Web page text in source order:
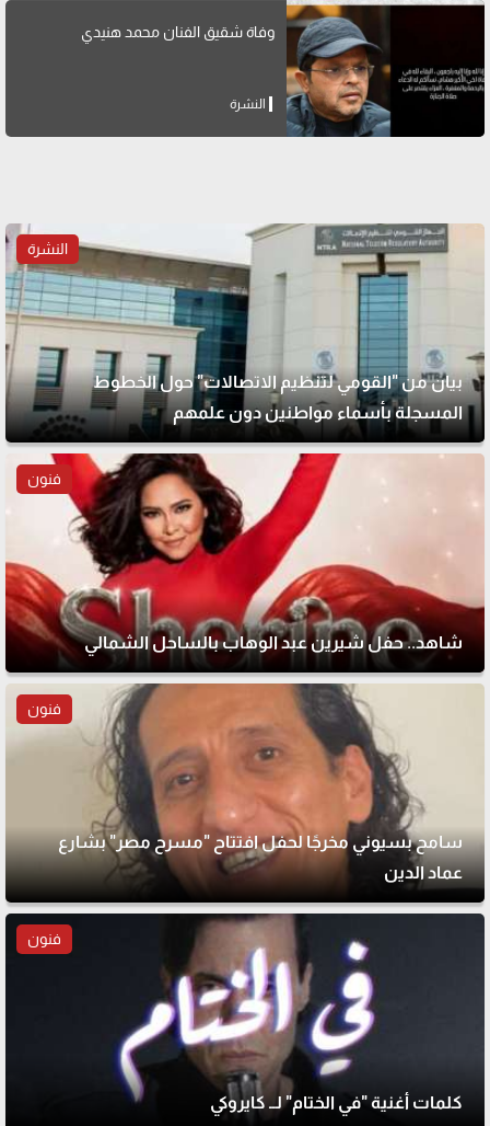
وفاة شقيق الفنان محمد هنيدي
النشرة
النشرة
بيان من "القومي لتنظيم الاتصالات" حول الخطوط
المسجلة بأسماء مواطنين دون علمهم
فنون
شاهد.. حفل شيرين عبد الوهاب بالساحل الشمالي
فنون
سامح بسيوني مخرجًا لحفل افتتاح "مسرح مصر" بشارع
عماد الدين
فنون
كلمات أغنية "في الختام" لــ كايروكي